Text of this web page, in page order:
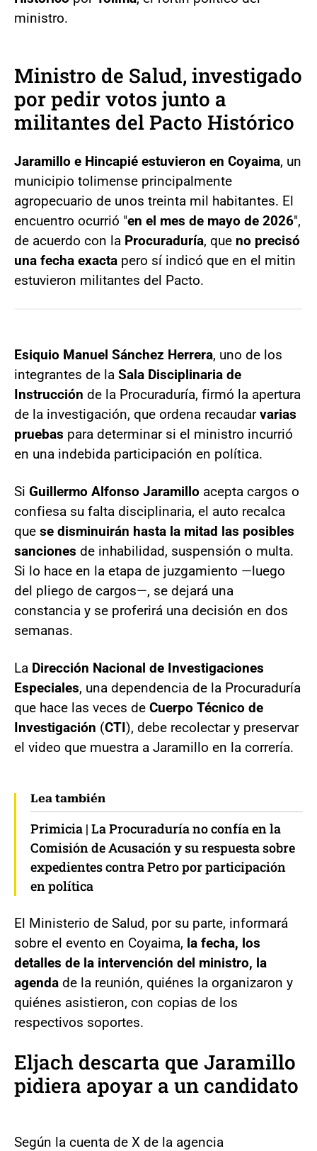
ministro.
Ministro de Salud, investigado
por pedir votos junto a
militantes del Pacto Histórico
Jaramillo e Hincapié estuvieron en Coyaima, un
municipio tolimense principalmente
agropecuario de unos treinta mil habitantes. El
encuentro ocurrió "en el mes de mayo de 2026",
de acuerdo con la Procuraduría, que no precisó
una fecha exacta pero sí indicó que en el mitin
estuvieron militantes del Pacto.
Esiquio Manuel Sánchez Herrera, uno de los
integrantes de la Sala Disciplinaria de
Instrucción de la Procuraduría, firmó la apertura
de la investigación, que ordena recaudarvarias
pruebas para determinar si el ministro incurrió
en una indebida participación en política.
Si Guillermo Alfonso Jaramillo acepta cargos o
confiesa su falta disciplinaria, el auto recalca
que se disminuirán hasta la mitad las posibles
sanciones de inhabilidad, suspensión o multa.
Si lo hace en la etapa de juzgamiento —luego
del pliego de cargos—, se dejará una
constancia y se proferirá una decisión en dos
semanas.
La Dirección Nacional de Investigaciones
Especiales, una dependencia de la Procuraduría
que hace las veces de Cuerpo Técnico de
Investigación (CTI), debe recolectar y preservar
el video que muestra a Jaramillo en la correría.
Lea también
Primicia | La Procuraduría no confía en la
Comisión de Acusación y su respuesta sobre
expedientes contra Petro por participación
en política
El Ministerio de Salud, por su parte, informará
sobre el evento en Coyaima, la fecha, los
detalles de la intervención del ministro, la
agenda de la reunión, quiénes la organizaron y
quiénes asistieron, con copias de los
respectivos soportes.
Eljach descarta que Jaramillo
pidiera apoyar a un candidato
Según la cuenta de X de la agencia